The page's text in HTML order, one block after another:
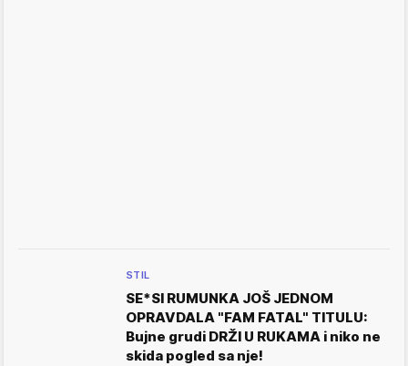
STIL
SE*SI RUMUNKA JOŠ JEDNOM
OPRAVDALA "FAM FATAL" TITULU:
Bujne grudi DRŽI U RUKAMA i niko ne
skida pogled sa nje!